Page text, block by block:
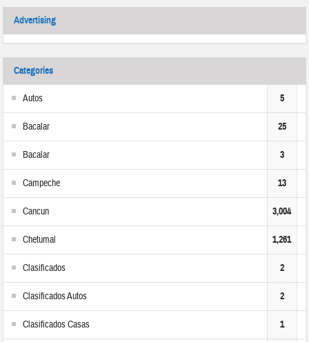
Advertising
Categories
Autos 5
Bacalar 25
Bacalar 3
Campeche 13
Cancun 3,004
Chetumal 1,261
Clasificados 2
Clasificados Autos 2
Clasificados Casas 1